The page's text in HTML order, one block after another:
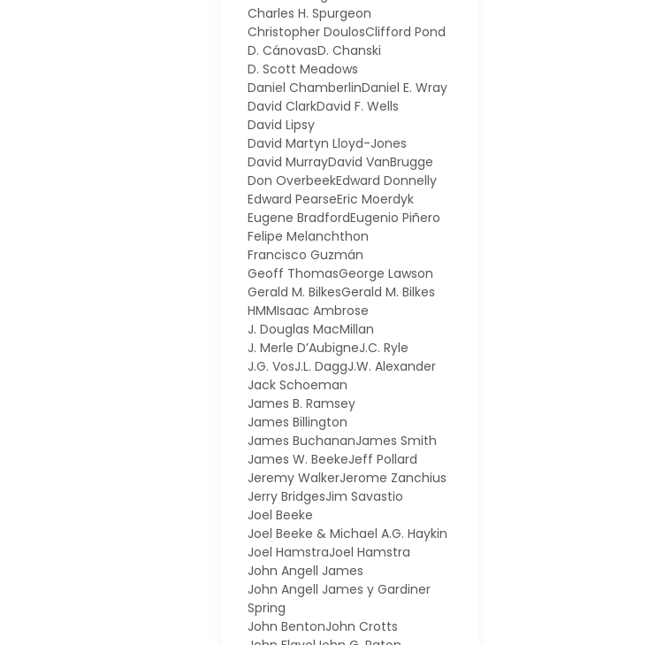
Charles H. Spurgeon
Christopher DoulosClifford Pond
D. CánovasD. Chanski
D. Scott Meadows
Daniel ChamberlinDaniel E. Wray
David ClarkDavid F. Wells
David Lipsy
David Martyn Lloyd-Jones
David MurrayDavid VanBrugge
Don OverbeekEdward Donnelly
Edward PearseEric Moerdyk
Eugene BradfordEugenio Piñero
Felipe Melanchthon
Francisco Guzmán
Geoff ThomasGeorge Lawson
Gerald M. BilkesGerald M. Bilkes
HMMIsaac Ambrose
J. Douglas MacMillan
J. Merle D’AubigneJ.C. Ryle
J.G. VosJ.L. DaggJ.W. Alexander
Jack Schoeman
James B. Ramsey
James Billington
James BuchananJames Smith
James W. BeekeJeff Pollard
Jeremy WalkerJerome Zanchius
Jerry BridgesJim Savastio
Joel Beeke
Joel Beeke & Michael A.G. Haykin
Joel HamstraJoel Hamstra
John Angell James
John Angell James y Gardiner
Spring
John BentonJohn Crotts